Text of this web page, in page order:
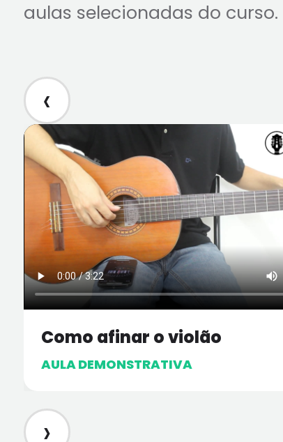
aulas selecionadas do curso.
‹
Como afinar o violão
AULA DEMONSTRATIVA
›